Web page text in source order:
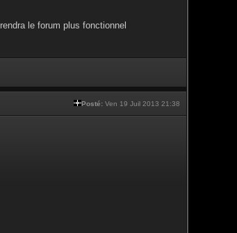
le forum plus fonctionnel
Posté: Ven 19 Juil 2013 21:38